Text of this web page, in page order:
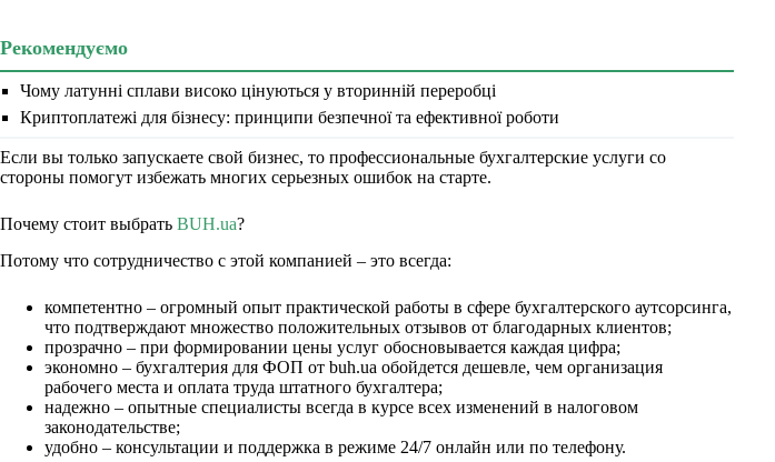
Рекомендуємо
Чому латунні сплави високо цінуються у вторинній переробці
Криптоплатежі для бізнесу: принципи безпечної та ефективної роботи
Если вы только запускаете свой бизнес, то профессиональные бухгалтерские услуги со
стороны помогут избежать многих серьезных ошибок на старте.
Почему стоит выбрать BUH.ua?
Потому что сотрудничество с этой компанией – это всегда:
компетентно – огромный опыт практической работы в сфере бухгалтерского аутсорсинга,
что подтверждают множество положительных отзывов от благодарных клиентов;
прозрачно – при формировании цены услуг обосновывается каждая цифра;
экономно – бухгалтерия для ФОП от buh.ua обойдется дешевле, чем организация
рабочего места и оплата труда штатного бухгалтера;
надежно – опытные специалисты всегда в курсе всех изменений в налоговом
законодательстве;
удобно – консультации и поддержка в режиме 24/7 онлайн или по телефону.